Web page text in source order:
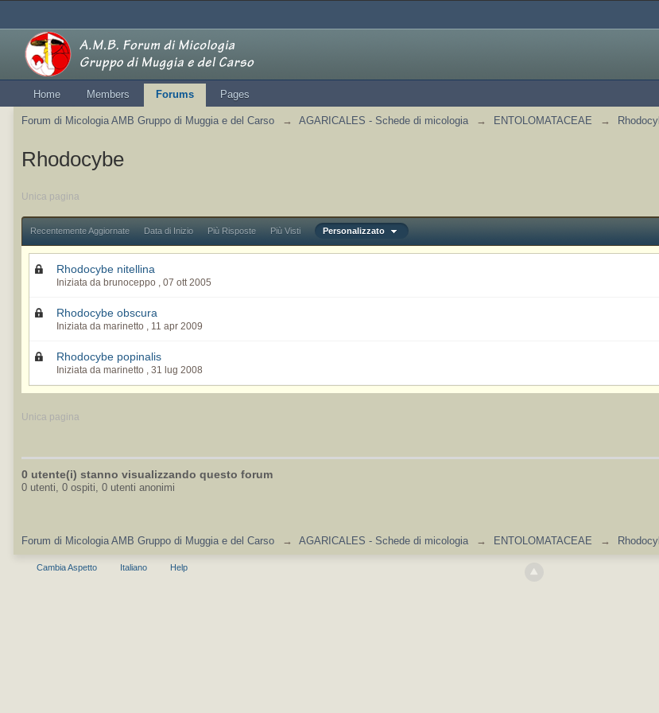
Home Members Forums Pages
Forum di Micologia AMB Gruppo di Muggia e del Carso → AGARICALES - Schede di micologia → ENTOLOMATACEAE →
Rhodocybe
Unica pagina
Recentemente Aggiornate Data di Inizio Più Risposte Più Visti Personalizzato
Rhodocybe nitellina
Iniziata da brunoceppo , 07 ott 2005
Rhodocybe obscura
Iniziata da marinetto , 11 apr 2009
Rhodocybe popinalis
Iniziata da marinetto , 31 lug 2008
Unica pagina
0 utente(i) stanno visualizzando questo forum
0 utenti, 0 ospiti, 0 utenti anonimi
Forum di Micologia AMB Gruppo di Muggia e del Carso → AGARICALES - Schede di micologia → ENTOLOMATACEAE →
Cambia Aspetto Italiano Help